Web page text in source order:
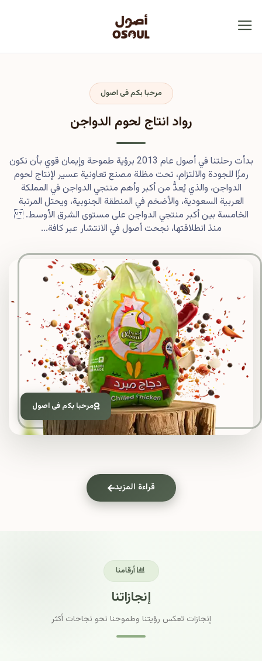
مرحبا بكم فى اصول
مرحبا بكم فى اصول
رواد انتاج لحوم الدواجن
بدأت رحلتنا في أصول عام 2013 برؤية طموحة وإيمان قوي بأن نكون
رمزًا للجودة والالتزام، تحت مظلة مصنع تعاونية عسير لإنتاج لحوم
الدواجن، والذي يُعدُّ من أكبر وأهم منتجي الدواجن في المملكة
العربية السعودية، والأضخم في المنطقة الجنوبية، ويحتل المرتبة
الخامسة بين أكبر منتجي الدواجن على مستوى الشرق الأوسط.
منذ انطلاقتها، نجحت أصول في الانتشار عبر كافة...
قراءة المزيد
أرقامنا
إنجازاتنا
إنجازات تعكس رؤيتنا وطموحنا نحو نجاحات أكثر